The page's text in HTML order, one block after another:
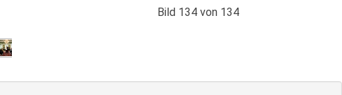
Bild 134 von 134